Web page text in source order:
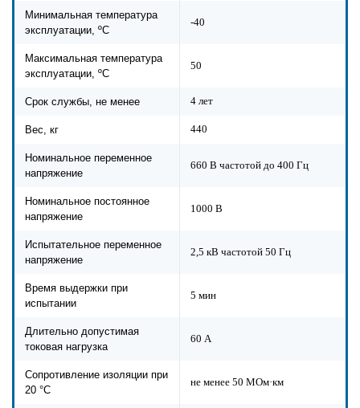
Минимальная температура
эксплуатации, ºС
-40
Максимальная температура
эксплуатации, ºС
50
Срок службы, не менее 4 лет
Вес, кг 440
Номинальное переменное
напряжение
660 В частотой до 400 Гц
Номинальное постоянное
напряжение
1000 В
Испытательное переменное
напряжение
2,5 кВ частотой 50 Гц
Время выдержки при
испытании
5 мин
Длительно допустимая
токовая нагрузка
60 А
Сопротивление изоляции при
20 °С
не менее 50 МОм·км